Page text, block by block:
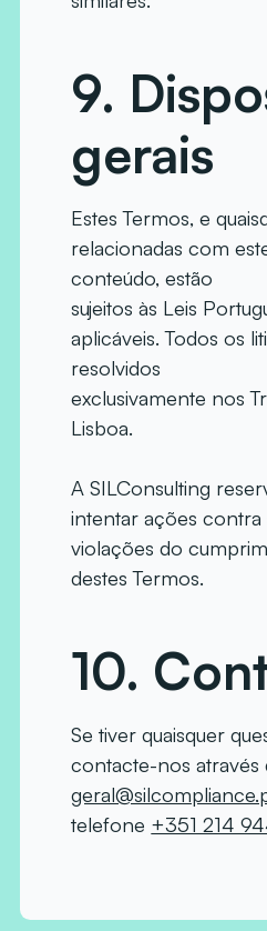
9.
gerais
Estes Termos, e
relacionadas com
conteúdo, estão
sujeitos às Leis
aplicáveis. Todos os
resolvidos
exclusivamente nos
Lisboa.
A SILConsulting
intentar ações contra
violações do
destes Termos.
10.
Se tiver quaisquer
contacte-nos através
telefone +351 214